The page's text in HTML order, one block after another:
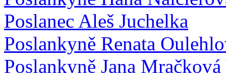
Poslanec Aleš Juchelka
Poslankyně Renata
Poslankyně Jana